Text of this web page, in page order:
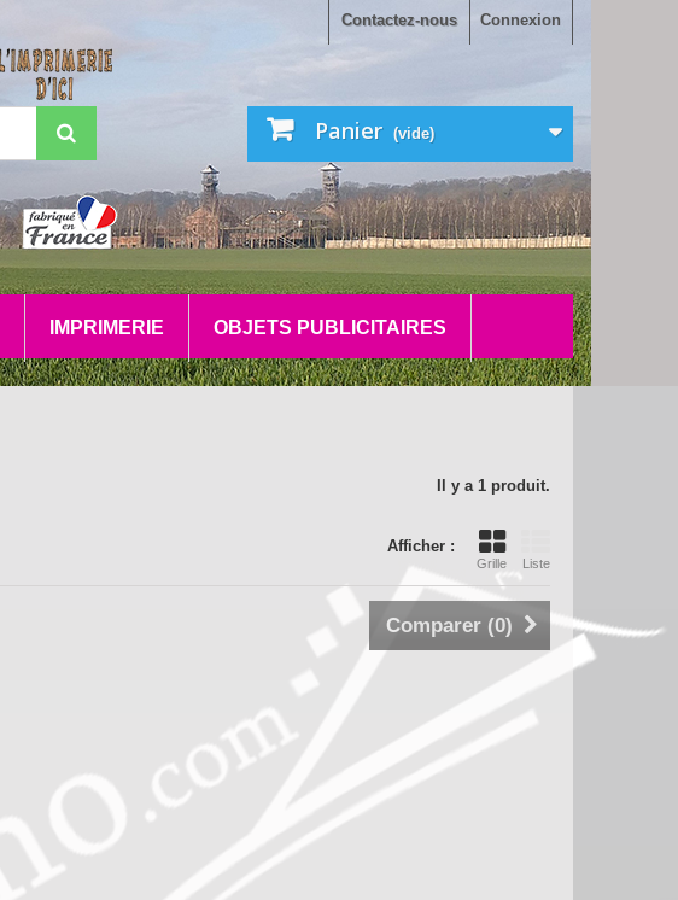
Connexion
Contactez-nous
Panier (vide)
IMPRIMERIE OBJETS PUBLICITAIRES
Il y a 1 produit.
Afficher :
Grille Liste
Comparer (0)